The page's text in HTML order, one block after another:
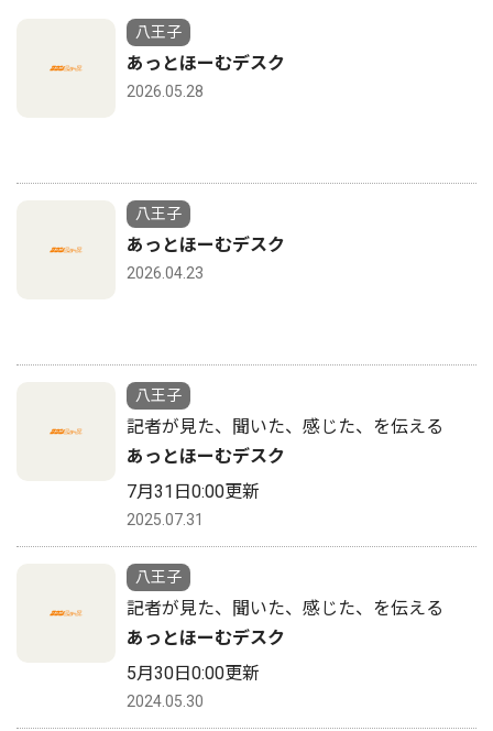
八王子
あっとほーむデスク
2026.05.28
八王子
あっとほーむデスク
2026.04.23
八王子
記者が見た、聞いた、感じた、を伝える
あっとほーむデスク
7月31日0:00更新
2025.07.31
八王子
記者が見た、聞いた、感じた、を伝える
あっとほーむデスク
5月30日0:00更新
2024.05.30